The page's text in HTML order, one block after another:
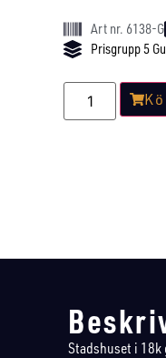
Art nr. 6138-G
Prisgrupp 5
Stadshuset i